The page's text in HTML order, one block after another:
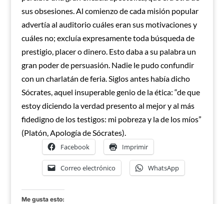
sus obsesiones. Al comienzo de cada misión popular
advertía al auditorio cuáles eran sus motivaciones y
cuáles no; excluía expresamente toda búsqueda de
prestigio, placer o dinero. Esto daba a su palabra un
gran poder de persuasión. Nadie le pudo confundir
con un charlatán de feria. Siglos antes había dicho
Sócrates, aquel insuperable genio de la ética: “de que
estoy diciendo la verdad presento al mejor y al más
fidedigno de los testigos: mi pobreza y la de los míos”
(Platón, Apología de Sócrates).
Facebook Imprimir
Correo electrónico WhatsApp
Me gusta esto: